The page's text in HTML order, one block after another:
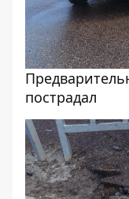
пострадал